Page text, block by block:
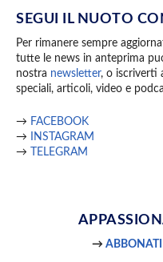
SEGUI IL NUOTO
Per rimanere sempre
tutte le news in anteprima
nostra newsletter, o iscriverti
speciali, articoli, video e
→ FACEBOOK
→ INSTAGRAM
→
TELEGRAM
→ ABBONATI